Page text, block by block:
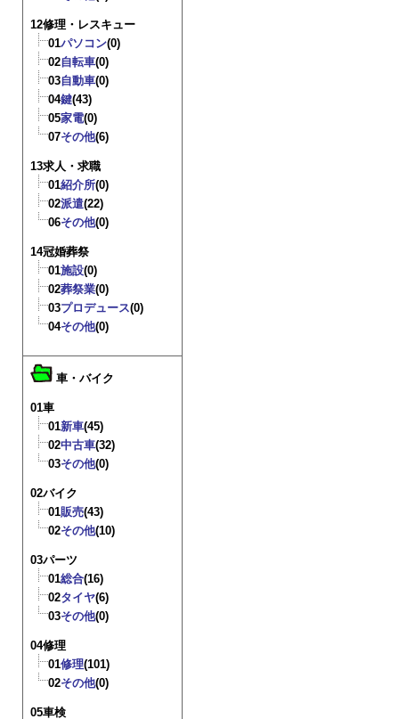
12修理・レスキュー
01パソコン(0)
02自転車(0)
03自動車(0)
04鍵(43)
05家電(0)
07その他(6)
13求人・求職
01紹介所(0)
02派遣(22)
06その他(0)
14冠婚葬祭
01施設(0)
02葬祭業(0)
03プロデュース(0)
04その他(0)
車・バイク
01車
01新車(45)
02中古車(32)
03その他(0)
02バイク
01販売(43)
02その他(10)
03パーツ
01総合(16)
02タイヤ(6)
03その他(0)
04修理
01修理(101)
02その他(0)
05車検